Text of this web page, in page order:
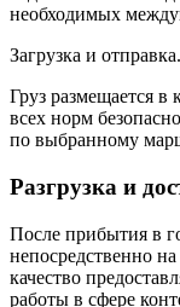
необходимых
Загрузка и отправка.
Груз размещается в
всех норм
по выбранному
Разгрузка и
После прибытия в
непосредственно
качество
работы в сфере